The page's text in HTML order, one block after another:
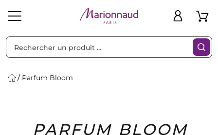
Solaire Homme Marques Idées
Cadeaux
Bons
Plans
Parfum Bloom
PARFUM BLOOM
Filtres